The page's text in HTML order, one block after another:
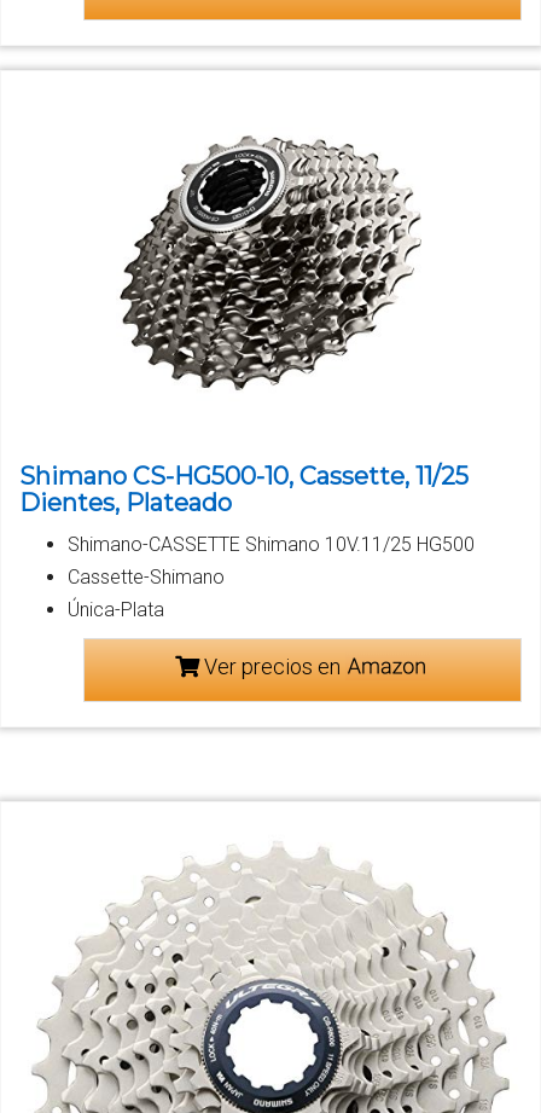
Shimano CS-HG500-10, Cassette, 11/25
Dientes, Plateado
Shimano-CASSETTE Shimano 10V.11/25 HG500
Cassette-Shimano
Única-Plata
Ver precios en